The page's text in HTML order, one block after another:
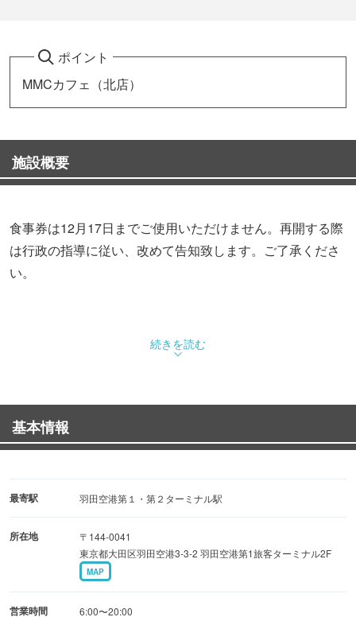
ポイント
MMCカフェ（北店）
施設概要
食事券は12月17日までご使用いただけません。再開する際
は行政の指導に従い、改めて告知致します。ご了承くださ
い。
続きを読む
基本情報
最寄駅 羽田空港第１・第２ターミナル駅
所在地
〒144-0041
東京都大田区羽田空港3-3-2 羽田空港第1旅客ターミナル2F
MAP
営業時間 6:00〜20:00